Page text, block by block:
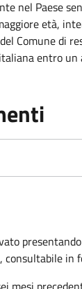
nel Paese
età,
Comune di
entro un
in